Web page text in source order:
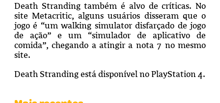
Death Stranding também é alvo de críticas. No
site Metacritic, alguns usuários disseram que o
jogo é “um walking simulator disfarçado de jogo
de ação” e um “simulador de aplicativo de
comida”, chegando a atingir a nota 7 no mesmo
site.
Death Stranding está disponível no PlayStation 4.